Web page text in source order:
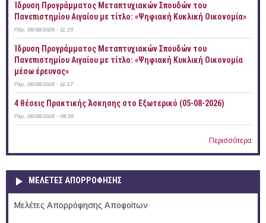
Ίδρυση Προγράμματος Μεταπτυχιακών Σπουδών του
Πανεπιστημίου Αιγαίου με τίτλο: «Ψηφιακή Κυκλική Οικονομία»
Πέμ, 06/08/2026 - 11:23
Ίδρυση Προγράμματος Μεταπτυχιακών Σπουδών του
Πανεπιστημίου Αιγαίου με τίτλο: «Ψηφιακή Κυκλική Οικονομία
μέσω έρευνας»
Πέμ, 06/08/2026 - 11:17
4 θέσεις Πρακτικής Άσκησης στο Εξωτερικό (05-08-2026)
Πέμ, 06/08/2026 - 08:26
Περισσότερα
ΜΕΛΕΤΕΣ ΑΠΟΡΡΟΦΗΣΗΣ
Μελέτες Απορρόφησης Αποφοίτων